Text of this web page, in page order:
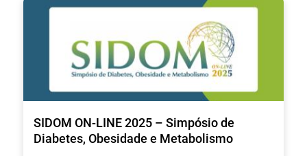
SIDOM ON-LINE 2025 – Simpósio de
Diabetes, Obesidade e Metabolismo